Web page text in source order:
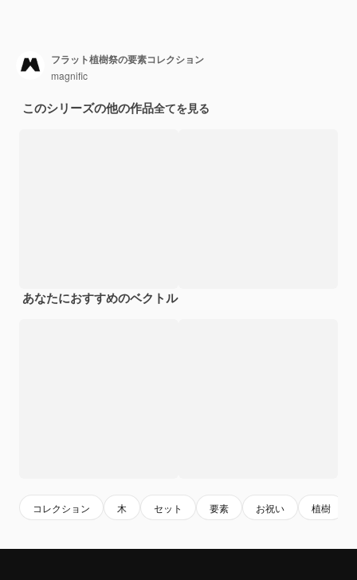
フラット植樹祭の要素コレクション
magnific
このシリーズの他の作品全てを見る
あなたにおすすめのベクトル
コレクション 木 セット 要素 お祝い 植樹